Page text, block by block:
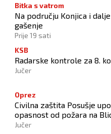
Bitka s vatrom
Na području Konjica i
gašenje
Prije 19 sati
KSB
Radarske kontrole za 8.
Jučer
Oprez
Civilna zaštita Posušje
opasnost od požara na
Jučer